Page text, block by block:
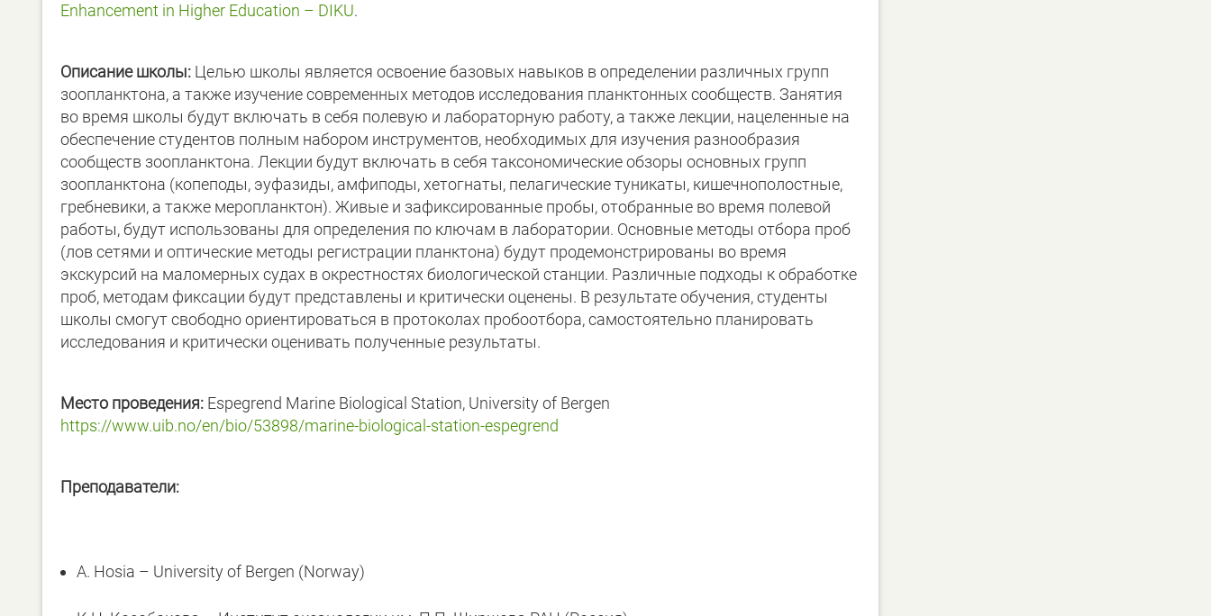
Enhancement in Higher Education – DIKU.
Описание школы: Целью школы является освоение базовых навыков в определении различных групп
зоопланктона, а также изучение современных методов исследования планктонных сообществ. Занятия
во время школы будут включать в себя полевую и лабораторную работу, а также лекции, нацеленные на
обеспечение студентов полным набором инструментов, необходимых для изучения разнообразия
сообществ зоопланктона. Лекции будут включать в себя таксономические обзоры основных групп
зоопланктона (копеподы, эуфазиды, амфиподы, хетогнаты, пелагические туникаты, кишечнополостные,
гребневики, а также меропланктон). Живые и зафиксированные пробы, отобранные во время полевой
работы, будут использованы для определения по ключам в лаборатории. Основные методы отбора проб
(лов сетями и оптические методы регистрации планктона) будут продемонстрированы во время
экскурсий на маломерных судах в окрестностях биологической станции. Различные подходы к обработке
проб, методам фиксации будут представлены и критически оценены. В результате обучения, студенты
школы смогут свободно ориентироваться в протоколах пробоотбора, самостоятельно планировать
исследования и критически оценивать полученные результаты.
Место проведения: Espegrend Marine Biological Station, University of Bergen
https://www.uib.no/en/bio/53898/marine-biological-station-espegrend
Преподаватели:
A. Hosia – University of Bergen (Norway)